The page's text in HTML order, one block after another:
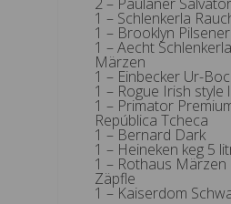
1 – Schlenkerla
1 – Brooklyn Pilsener
1 – Aecht
Märzen
1 – Einbecker Ur-
1 – Rogue Irish style
1 – Primator
República Tcheca
1 – Bernard Dark
1 – Heineken keg 5
1 – Rothaus Märzen
Zäpfle
1 – Kaiserdom